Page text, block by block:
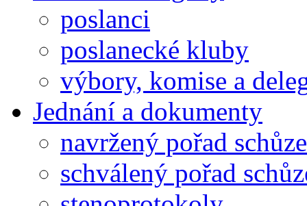
poslanci
poslanecké kluby
výbory, komise a
Jednání a dokumenty
navržený pořad schůze
schválený pořad